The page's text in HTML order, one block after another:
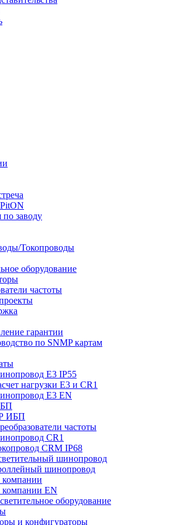
по заводу
Токопроводы
оборудование
частоты
гарантии
по SNMP картам
E3 IP55
нагрузки Е3 и CR1
E3 EN
ИБП
частоты
CR1
CRM IP68
шинопровод
шинопровод
компании
компании EN
оборудование
и конфигураторы